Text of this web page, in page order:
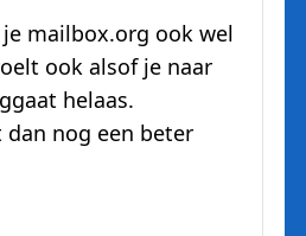
mailbox.org ook wel
ook alsof je naar
helaas.
nog een beter